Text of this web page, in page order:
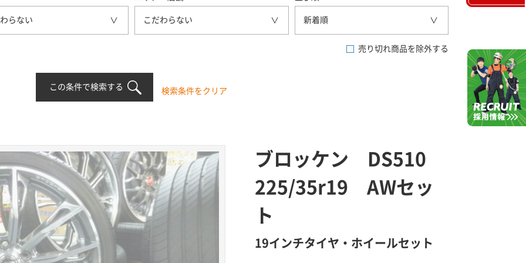
らない こだわらない 新着順
売り切れ商品を除外する
この条件で検索する 検索条件をクリア
ブロッケン DS510
225/35r19 AWセッ
ト
19インチタイヤ・ホイールセット